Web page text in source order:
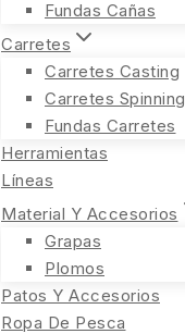
Fundas Cañas
Carretes
Carretes Casting
Carretes Spinning
Fundas Carretes
Herramientas
Líneas
Material Y Accesorios
Grapas
Plomos
Patos Y Accesorios
Ropa De Pesca